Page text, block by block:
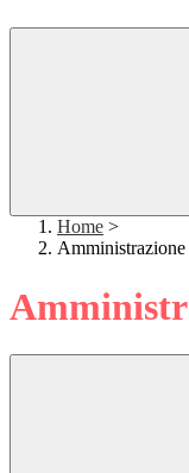
Home >
Amministrazione